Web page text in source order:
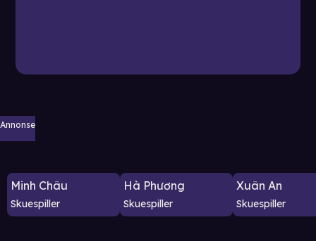
Annonse
Minh Châu
Skuespiller
Hà Phương
Skuespiller
Xuân An
Skuespiller